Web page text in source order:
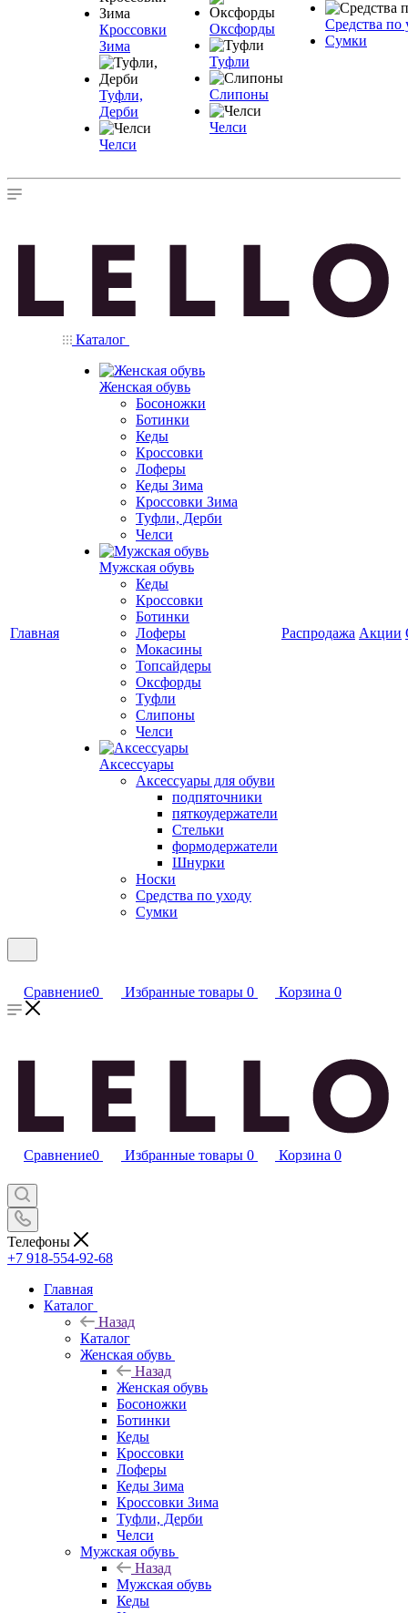
Кроссовки
Зима
Туфли,
Дерби
Челси
Оксфорды
Туфли
Слипоны
Челси
Средства по
Сумки
Главная
Каталог
Женская обувь
Босоножки
Ботинки
Кеды
Кроссовки
Лоферы
Кеды Зима
Кроссовки Зима
Туфли, Дерби
Челси
Мужская обувь
Кеды
Кроссовки
Ботинки
Лоферы
Мокасины
Топсайдеры
Оксфорды
Туфли
Слипоны
Челси
Аксессуары
Аксессуары для обуви
подпяточники
пяткоудержатели
Стельки
формодержатели
Шнурки
Носки
Средства по уходу
Сумки
Распродажа Акции
Сравнение0 Избранные товары 0 Корзина 0
Сравнение0 Избранные товары 0 Корзина 0
Телефоны
+7 918-554-92-68
Главная
Каталог
Назад
Каталог
Женская обувь
Назад
Женская обувь
Босоножки
Ботинки
Кеды
Кроссовки
Лоферы
Кеды Зима
Кроссовки Зима
Туфли, Дерби
Челси
Мужская обувь
Назад
Мужская обувь
Кеды